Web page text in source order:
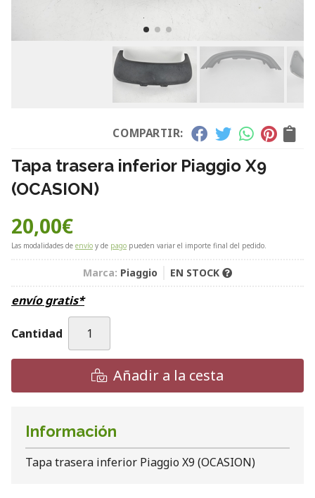
COMPARTIR:
Tapa trasera inferior Piaggio X9
(OCASION)
20,00€
Las modalidades de envío y de pago pueden variar el importe final del pedido.
Marca: Piaggio EN STOCK
envío gratis*
Cantidad
Añadir a la cesta
Información
Tapa trasera inferior Piaggio X9 (OCASION)